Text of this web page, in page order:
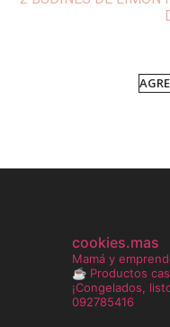
cookies.mas
Mamá y
☕️ Productos
¡Congelados,
092785416